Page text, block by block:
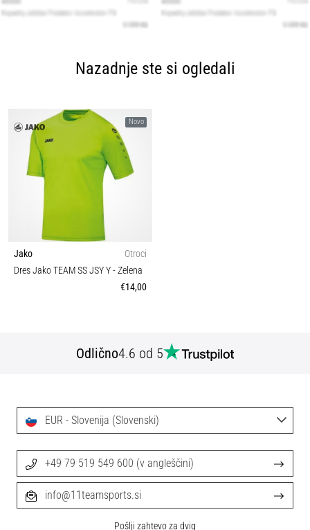
Nazadnje ste si ogledali
Novo
Jako
Otroci
Dres Jako TEAM SS JSY Y- Zelena
€14,00
Odlično4.6 od 5
EUR - Slovenija (Slovenski)
+49 79 519 549 600 (v angleščini)
info@11teamsports.si
Pošlji zahtevo za dvig